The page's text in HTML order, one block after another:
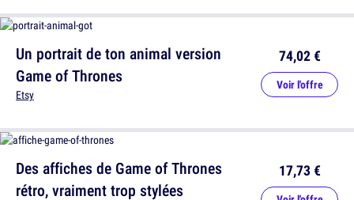
Un portrait de ton animal version
Game of Thrones
Etsy
74,02 €
Voir l'offre
Des affiches de Game of Thrones
rétro, vraiment trop stylées
17,73 €